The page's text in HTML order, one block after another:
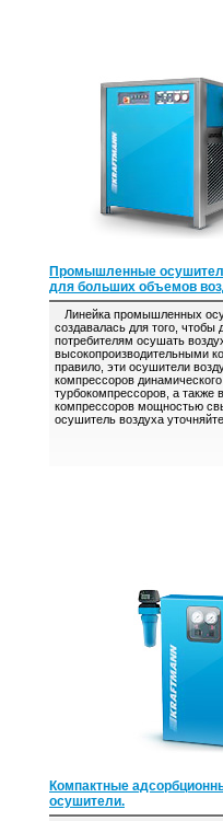
Промышленные
для больших объемов
Линейка промышленных
создавалась для того, чтобы
потребителям осушать
высокопроизводительными
правило, эти осушители
компрессоров динамического
турбокомпрессоров, а также
компрессоров мощностью
осушитель воздуха
Компактные
осушители.